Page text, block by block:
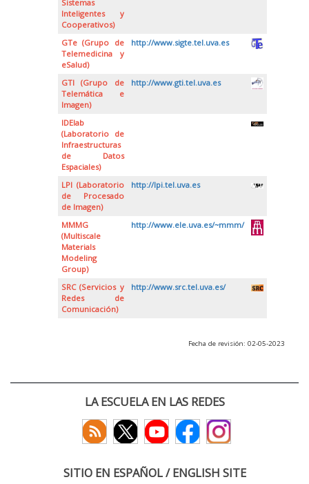
Sistemas
Inteligentes y
Cooperativos)
GTe (Grupo de
Telemedicina y
eSalud)
http://www.sigte.tel.uva.es
GTI (Grupo de
Telemática e
Imagen)
http://www.gti.tel.uva.es
IDElab
(Laboratorio de
Infraestructuras
de Datos
Espaciales)
LPI (Laboratorio
de Procesado
de Imagen)
http://lpi.tel.uva.es
MMMG
(Multiscale
Materials
Modeling
Group)
http://www.ele.uva.es/~mmm/
SRC (Servicios y
Redes de
Comunicación)
http://www.src.tel.uva.es/
Fecha de revisión: 02-05-2023
LA ESCUELA EN LAS REDES
SITIO EN ESPAÑOL / ENGLISH SITE